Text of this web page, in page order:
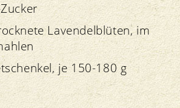
Lavendelblüten, im
je 150-180 g